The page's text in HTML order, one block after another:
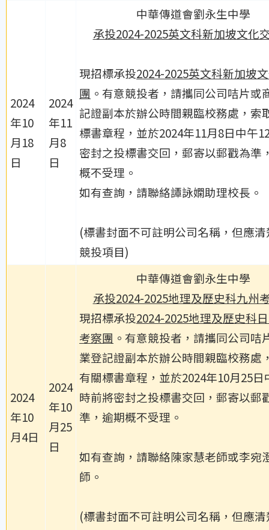
2024
年10
月18
日
2024
年11
月8
日
中華傳道會劉永生中學
承投2024-2025英文科新加坡文化
現招標承投2024-2025英文科新加坡
團 。有意競投者，請攜同公司咭片或
記證副本於辦公時間親臨校務處，索
標書章程，並於2024年11月8日中午
密封之投標書交回，郵寄以郵戳為準
概不受理。
如有查詢，請聯絡譚詠嫻助理校長。
(標書封面不可註明公司名稱，但應
競投項目)
2024
年10
月4日
2024
年10
月25
日
中華傳道會劉永生中學
承投2024-2025地理及歷史科九州
現招標承投2024-2025地理及歷史科
考察團 。有意競投者，請攜同公司咭
業登記證副本於辦公時間親臨校務處
有關標書章程，並於2024年10月25日
時前將密封之投標書交回，郵寄以郵
準，逾期概不受理。
如有查詢，請聯絡陳家慧老師或李宛
師。
(標書封面不可註明公司名稱，但應